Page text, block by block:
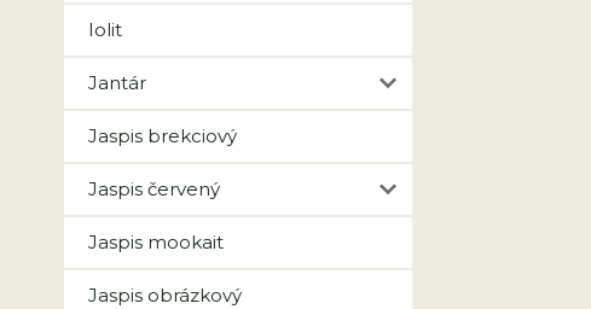
Iolit
Jantár
Jaspis brekciový
Jaspis červený
Jaspis mookait
Jaspis obrázkový